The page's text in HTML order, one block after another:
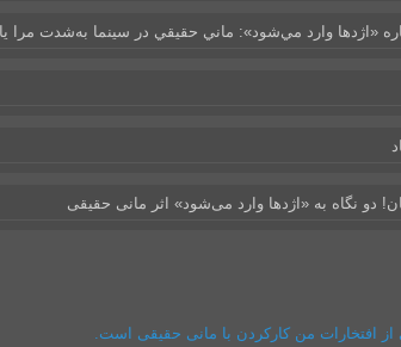
«اژدها وارد مي‌شود»: ماني حقيقي در سينما به‌شدت مرا ياد
دو نگاه به «اژدها وارد می‌شود» اثر مانی حقیقی
افتخارات من کارکردن با مانی حقیقی است.